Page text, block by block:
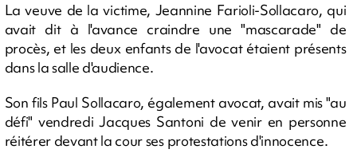
La veuve de la victime, Jeannine Farioli-Sollacaro, qui
avait dit à l'avance craindre une "mascarade" de
procès, et les deux enfants de l'avocat étaient présents
dans la salle d'audience.
Son fils Paul Sollacaro, également avocat, avait mis "au
défi" vendredi Jacques Santoni de venir en personne
réitérer devant la cour ses protestations d'innocence.